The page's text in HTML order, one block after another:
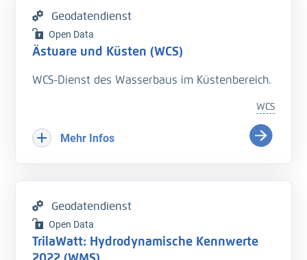
Geodatendienst
Open Data
Ästuare und Küsten (WCS)
WCS-Dienst des Wasserbaus im Küstenbereich.
WCS
Mehr Infos
Geodatendienst
Open Data
TrilaWatt: Hydrodynamische Kennwerte